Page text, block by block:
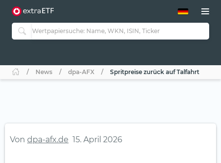
ETF-Guide 2.0
Guide Aktive ETFs
ETF-Sparpläne
News dpa-AFX Spritpreise zurück auf Talfahrt
Von dpa-afx.de 15. April 2026